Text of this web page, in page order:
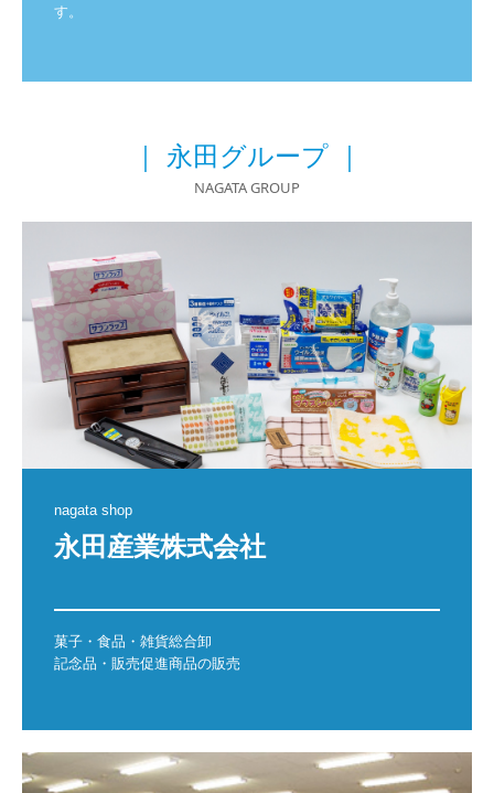
｜ 永田グループ ｜
NAGATA GROUP
nagata shop
永田産業株式会社
菓子・食品・雑貨総合卸
記念品・販売促進商品の販売